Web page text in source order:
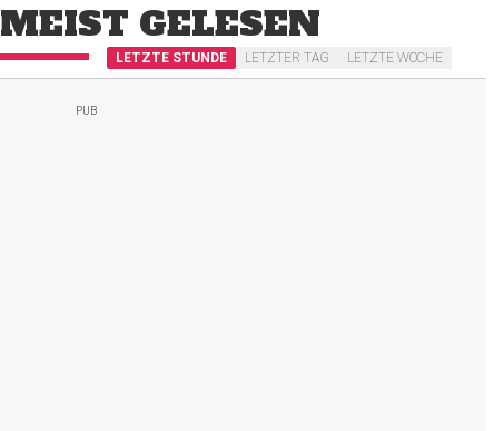
MEIST GELESEN
LETZTE STUNDE LETZTER TAG LETZTE WOCHE